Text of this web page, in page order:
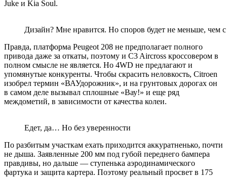
Juke и Kia Soul.
Дизайн? Мне нравится. Но споров будет не меньше, чем
Правда, платформа Peugeot 208 не предполагает полного
привода даже за откаты, поэтому и C3 Aircross кроссовером в
полном смысле не является. Но 4WD не предлагают и
упомянутые конкуренты. Чтобы скрасить неловкость, Citroen
изобрел термин «ВАУдорожник», и на грунтовых дорогах он
в самом деле вызывал сплошные «Вау!» и еще ряд
междометий, в зависимости от качества колеи.
Едет, да… Но без уверенности
По разбитым участкам ехать приходится аккуратненько, почти
не дыша. Заявленные 200 мм под губой переднего бампера
правдивы, но дальше — ступенька аэродинамического
фартука и защита картера. Поэтому реальный просвет в 175